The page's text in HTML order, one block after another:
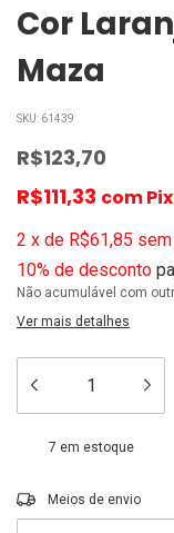
Cor
Maza
SKU: 61439
R$123,70
R$111,33 comPix
2 x de R$61,85
10% de desconto
Não acumulável com
Ver mais detalhes
7 em estoque
Entregas para o CEP:
Meios de envio